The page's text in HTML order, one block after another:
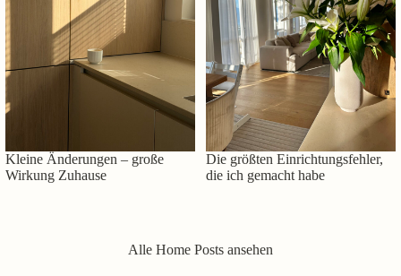
Kleine Änderungen – große
Wirkung Zuhause
Die größten Einrichtungsfehler,
die ich gemacht habe
Alle Home Posts ansehen